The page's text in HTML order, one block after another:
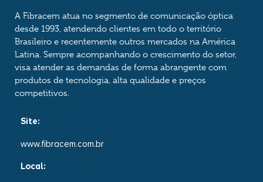
A Fibracem atua no segmento de comunicação óptica
desde 1993, atendendo clientes em todo o território
Brasileiro e recentemente outros mercados na América
Latina. Sempre acompanhando o crescimento do setor,
visa atender as demandas de forma abrangente com
produtos de tecnologia, alta qualidade e preços
competitivos.
Site:
www.fibracem.com.br
Local: